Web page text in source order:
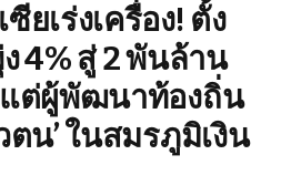
ยเร่งเครื่อง! ตั้ง
4% สู่ 2 พันล้าน
ต่ผู้พัฒนาท้องถิ่น
น’ ในสมรภูมิเงิน